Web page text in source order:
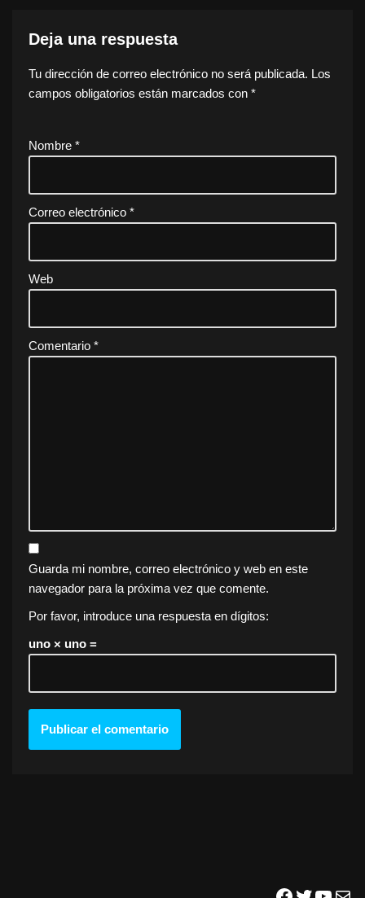
Deja una respuesta
Tu dirección de correo electrónico no será publicada. Los
campos obligatorios están marcados con *
Nombre *
Correo electrónico *
Web
Comentario *
Guarda mi nombre, correo electrónico y web en este
navegador para la próxima vez que comente.
Por favor, introduce una respuesta en dígitos:
uno × uno =